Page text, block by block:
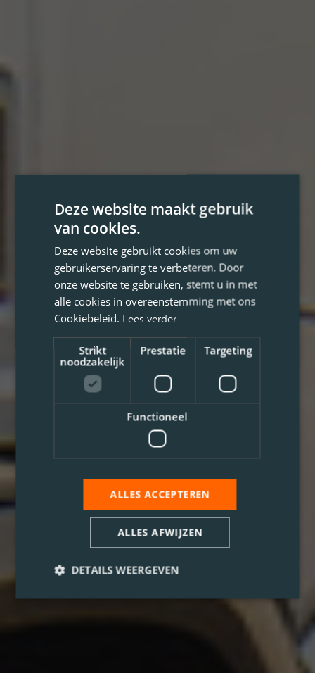
Deze website maakt gebruik
van cookies.
Deze website gebruikt cookies om uw
gebruikerservaring te verbeteren. Door
onze website te gebruiken, stemt u in met
alle cookies in overeenstemming met ons
Cookiebeleid. Lees verder
Strikt
noodzakelijk
Prestatie Targeting
Functioneel
ALLES ACCEPTEREN
ALLES AFWIJZEN
DETAILS WEERGEVEN